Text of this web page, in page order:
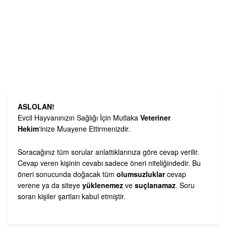
ASLOLAN!
Evcil Hayvanınızın Sağlığı İçin Mutlaka Veteriner
Hekim‘inize Muayene Ettirmenizdir.
Soracağınız tüm sorular anlattıklarınıza göre cevap verilir.
Cevap veren kişinin cevabı sadece öneri niteliğindedir. Bu
öneri sonucunda doğacak tüm olumsuzluklarcevap
verene ya da siteye yüklenemez ve suçlanamaz. Soru
soran kişiler şartları kabul etmiştir.